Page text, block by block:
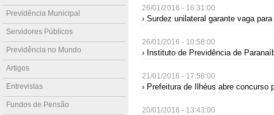
Previdência Municipal
Servidores Públicos
Previdência no Mundo
Artigos
Entrevistas
Fundos de Pensão
26/01/2016 - 16:31:00
› Surdez unilateral garante vaga
26/01/2016 - 10:58:00
› Instituto de Previdência de
21/01/2016 - 17:58:00
› Prefeitura de Ilhéus abre
20/01/2016 - 13:43:00